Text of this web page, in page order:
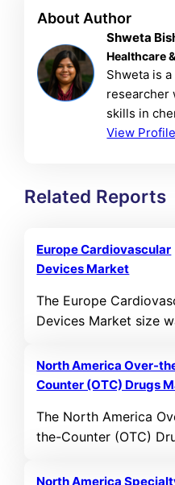
About Author
Shweta
Healthcare
Shweta is
researcher
skills in
View Profile
Related Reports
Europe Cardiovascular
Devices Market
The Europe
Devices Market size
in 2021 and reached
14,497.23 MN in
23,398.08 MN by
growing at a CAGR of
North America Over-
Counter (OTC) Drugs
The North America
the-Counter (OTC)
USD 72,391.68 MN in
North America